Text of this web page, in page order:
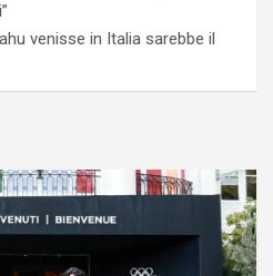
venisse in Italia sarebbe il